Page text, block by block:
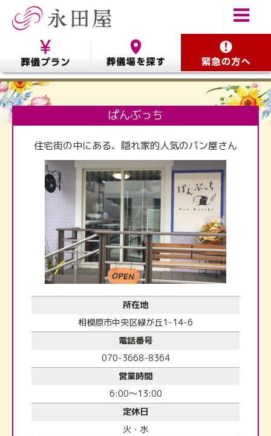
ぱんぶっち
住宅街の中にある、隠れ家的人気のパン屋さん
所在地
相模原市中央区緑が丘1-14-6
電話番号
070-3668-8364
営業時間
6:00～13:00
定休日
火・水